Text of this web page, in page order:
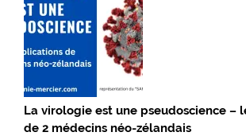
La virologie est une pseudoscience –
de 2 médecins néo-zélandais